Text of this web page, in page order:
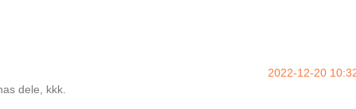
2022-12-20
dele, kkk.